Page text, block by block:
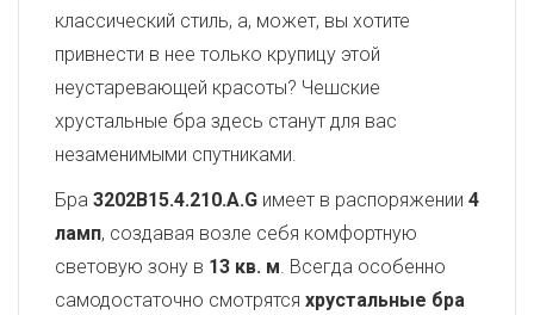
классический стиль, а, может, вы хотите
привнести в нее только крупицу этой
неустаревающей красоты? Чешские
хрустальные бра здесь станут для вас
незаменимыми спутниками.
Бра 3202B15.4.210.A.G имеет в распоряжении 4
ламп, создавая возле себя комфортную
световую зону в 13 кв. м. Всегда особенно
самодостаточно смотрятся хрустальные бра